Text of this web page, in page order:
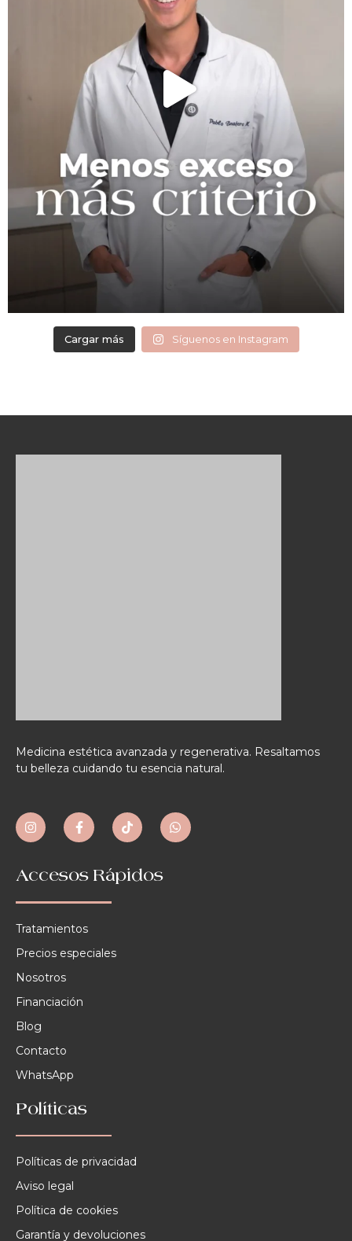
Cargar más Síguenos en Instagram
Medicina estética avanzada y regenerativa. Resaltamos
tu belleza cuidando tu esencia natural.
Accesos Rápidos
Tratamientos
Precios especiales
Nosotros
Financiación
Blog
Contacto
WhatsApp
Políticas
Políticas de privacidad
Aviso legal
Política de cookies
Garantía y devoluciones